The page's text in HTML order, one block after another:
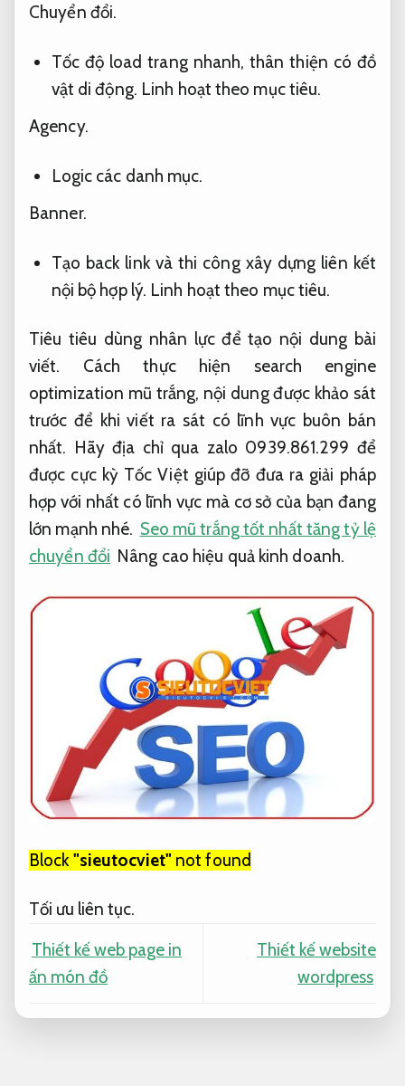
Chuyển đổi.
Tốc độ load trang nhanh, thân thiện có đồ
vật di động. Linh hoạt theo mục tiêu.
Agency.
Logic các danh mục.
Banner.
Tạo back link và thi công xây dựng liên kết
nội bộ hợp lý. Linh hoạt theo mục tiêu.
Tiêu tiêu dùng nhân lực để tạo nội dung bài
viết. Cách thực hiện search engine
optimization mũ trắng, nội dung được khảo sát
trước để khi viết ra sát có lĩnh vực buôn bán
nhất. Hãy địa chỉ qua zalo 0939.861.299 để
được cực kỳ Tốc Việt giúp đỡ đưa ra giải pháp
hợp với nhất có lĩnh vực mà cơ sở của bạn đang
lớn mạnh nhé. Seo mũ trắng tốt nhất tăng tỷ lệ
chuyển đổi Nâng cao hiệu quả kinh doanh.
Block "sieutocviet"not found
Tối ưu liên tục.
Thiết kế web page in
ấn món đồ
Thiết kế website
wordpress